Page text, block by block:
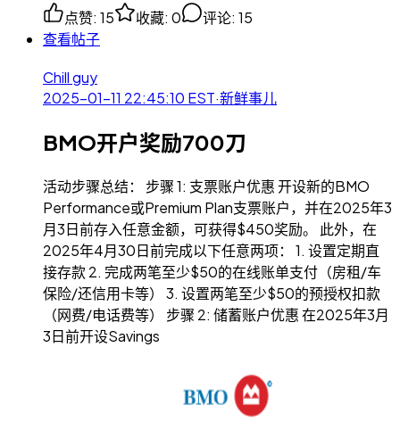
点赞: 15 收藏: 0 评论: 15
查看帖子
Chill guy
2025-01-11 22:45:10 EST·新鲜事儿
BMO开户奖励700刀
活动步骤总结： 步骤 1: 支票账户优惠 开设新的BMO
Performance或Premium Plan支票账户，并在2025年3
月3日前存入任意金额，可获得$450奖励。 此外，在
2025年4月30日前完成以下任意两项： 1. 设置定期直
接存款 2. 完成两笔至少$50的在线账单支付（房租/车
保险/还信用卡等） 3. 设置两笔至少$50的预授权扣款
（网费/电话费等） 步骤 2: 储蓄账户优惠 在2025年3月
3日前开设Savings